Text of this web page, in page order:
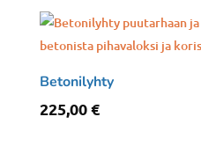
Betonilyhty
225,00€